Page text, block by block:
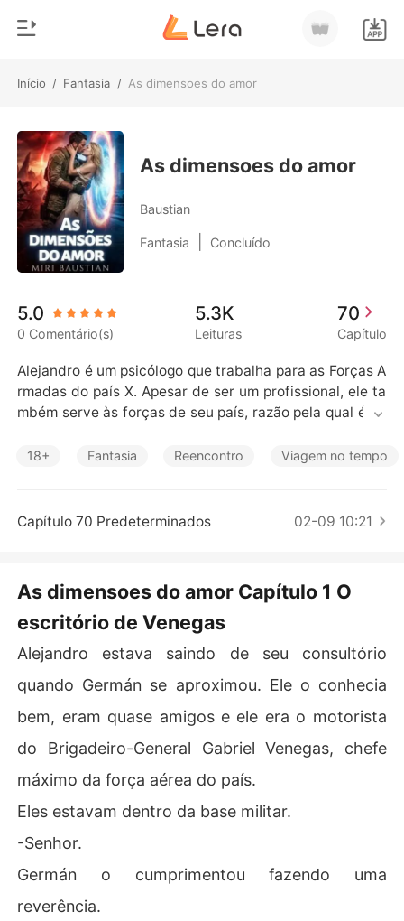
Início / Fantasia / As dimensoes do amor
Loja
Histórico
Sair
Baixar App
Gênero
Moderno
Lobisomem
Contos
Bilionários
Contos Curtos
As dimensoes do amor
Baustian
Fantasia Concluído
5.0
0 Comentário(s)
5.3K
Leituras
70
Capítulo
Alejandro é um psicólogo que trabalha para as Forças A
rmadas do país X. Apesar de ser um profissional, ele ta
mbém serve às forças de seu país, razão pela qual é en
edita que outra dimensão exista e inicialmente consider
e é sua esposa predestinada.
Seu exército o posiciona na área onde ela se desloca, m
ncontros, um durante uma incursão em que ele a deixa i
r, e anos depois, quando ela estava comemorando sua
do sexo, mas são estranhos um para o outro e, por um lo
ngo tempo, não se veem novamente.
Naquela noite ela engravida, mas suas vidas tomam ru
mos diferentes; ela se casa com outro homem e ele com
Anos depois, o reencontro deles acontece por puro aca
so, quando ela se torna paciente dele. Ambos acredita
m já ter se encontrado antes e, à medida que reconstro
18+ Fantasia Reencontro Viagem no tempo
Capítulo 70 Predeterminados 02-09 10:21
As dimensoes do amor Capítulo 1 O
escritório de Venegas
Alejandro estava saindo de seu consultório
quando Germán se aproximou. Ele o conhecia
bem, eram quase amigos e ele era o motorista
do Brigadeiro-General Gabriel Venegas, chefe
máximo da força aérea do país.
Eles estavam dentro da base militar.
-Senhor.
Germán o cumprimentou fazendo uma
reverência.